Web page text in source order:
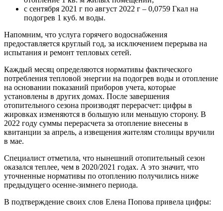
с сентября 2021 г по август 2022 г – 0,0759 Гкал на
подогрев 1 куб. м воды.
Напомним, что услуга горячего водоснабжения
предоставляется круглый год, за исключением перерыва на
испытания и ремонт тепловых сетей.
Каждый месяц определяются нормативы фактического
потребления тепловой энергии на подогрев воды и отопление
на основании показаний приборов учета, которые
установлены в других домах. После завершения
отопительного сезона производят перерасчет: цифры в
жировках изменяются в большую или меньшую сторону. В
2022 году суммы перерасчета за отопление внесены в
квитанции за апрель, а извещения жителям столицы вручили
в мае.
Специалист отметила, что нынешний отопительный сезон
оказался теплее, чем в 2020/2021 годах. А это значит, что
уточненные нормативы по отоплению получились ниже
предыдущего осенне-зимнего периода.
В подтверждение своих слов Елена Попова привела цифры: